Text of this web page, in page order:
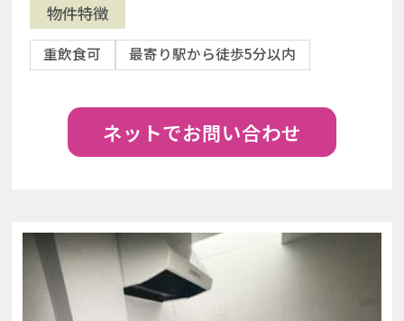
物件特徴
重飲食可 最寄り駅から徒歩5分以内
ネットでお問い合わせ